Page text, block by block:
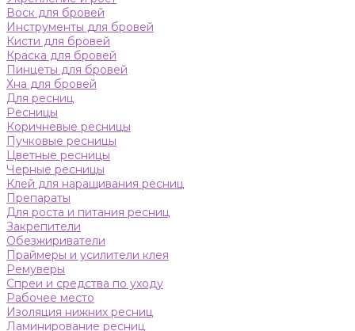
Воск для бровей
Инструменты для бровей
Кисти для бровей
Краска для бровей
Пинцеты для бровей
Хна для бровей
Для ресниц
Ресницы
Коричневые ресницы
Пучковые ресницы
Цветные ресницы
Черные ресницы
Клей для наращивания ресниц
Препараты
Для роста и питания ресниц
Закрепители
Обезжириватели
Праймеры и усилители клея
Ремуверы
Спреи и средства по уходу
Рабочее место
Изоляция нижних ресниц
Ламинирование ресниц